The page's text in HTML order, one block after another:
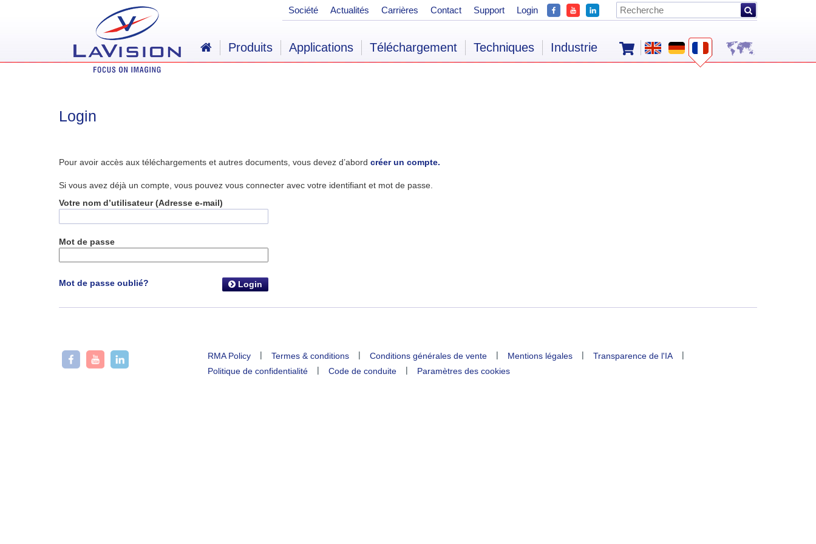
Login
Pour avoir accès aux téléchargements et autres documents, vous devez d’abord créer un compte.
Si vous avez déjà un compte, vous pouvez vous connecter avec votre identifiant et mot de passe.
Votre nom d’utilisateur (Adresse e-mail)
Mot de passe
Mot de passe oublié? Login
RMA Policy | Termes & conditions | Conditions générales de vente | Mentions légales | Transparence de l'IA
|
Politique de confidentialité
| Code de conduite | Paramètres des cookies
Société Actualités Carrières Contact Support Login
Produits Applications Téléchargement Techniques Industrie